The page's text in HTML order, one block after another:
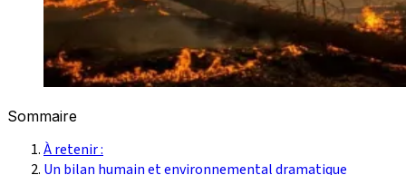
Sommaire
À retenir :
Un bilan humain et environnemental dramatique